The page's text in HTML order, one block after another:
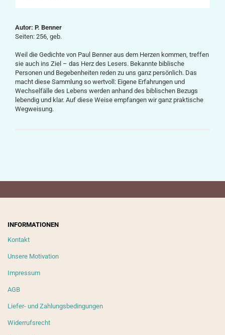
Autor: P. Benner
Seiten: 256, geb.
Weil die Gedichte von Paul Benner aus dem Herzen kommen, treffen
sie auch ins Ziel – das Herz des Lesers. Bekannte biblische
Personen und Begebenheiten reden zu uns ganz persönlich. Das
macht diese Sammlung so wertvoll: Eigene Erfahrungen und
Wechselfälle des Lebens werden anhand des biblischen Bezugs
lebendig und klar. Auf diese Weise empfangen wir ganz praktische
Wegweisung.
INFORMATIONEN
Kontakt
Unsere Motivation
Impressum
AGB
Liefer- und Zahlungsbedingungen
Widerrufsrecht